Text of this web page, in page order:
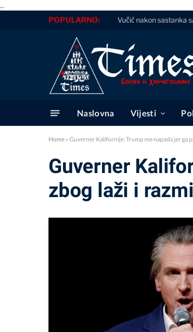
...
POPULARNO: Vučić nakon sastanka
Naslovna Vijesti
Home » Guverner Kalifornije: Trump me napada jer ga
Guverner
zbog laži i